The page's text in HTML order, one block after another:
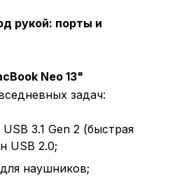
рукой: порты и
Neo 13"
задач:
3.1 Gen 2 (быстрая
USB 2.0;
наушников;